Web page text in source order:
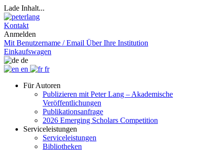
Lade Inhalt...
Kontakt
Anmelden
Mit Benutzername / Email Über Ihre Institution
Einkaufswagen
de
en
fr
Für Autoren
Publizieren mit Peter Lang – Akademische
Veröffentlichungen
Publikationsanfrage
2026 Emerging Scholars Competition
Serviceleistungen
Serviceleistungen
Bibliotheken